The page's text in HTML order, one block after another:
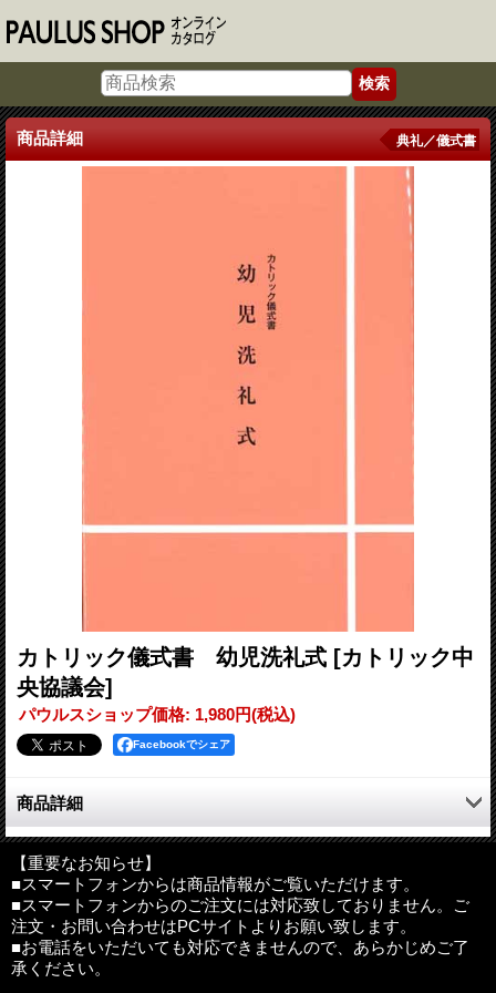
商品詳細 典礼／儀式書
カトリック儀式書 幼児洗礼式 [カトリック中
央協議会]
パウルスショップ価格: 1,980円(税込)
Facebookでシェア
商品詳細
1975年に初版が発行された、日本における「幼児洗礼式」の正式
な儀式書。あかし書房より版元を引き継ぎ、カトリック中央協議
会より刊行するものです。今回の発行に際しては、明らかな誤り
を正し、一部の旧用語を現在使用されていることばに改め、信条
を2004年に認可された口語訳「使徒信条」に置き換えましたが、
それ以外には前版からの大きな変更はありません。なお装丁は一
新しました。
【重要なお知らせ】
■スマートフォンからは商品情報がご覧いただけます。
■スマートフォンからのご注文には対応致しておりません。ご
注文・お問い合わせはPCサイトよりお願い致します。
■お電話をいただいても対応できませんので、あらかじめご了
承ください。